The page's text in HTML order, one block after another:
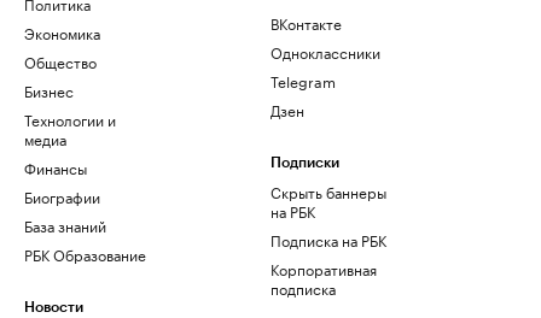
Экономика
Общество
Бизнес
Технологии и
медиа
Финансы
Биографии
База знаний
РБК Образование
Новости
ВКонтакте
Одноклассники
Telegram
Дзен
Подписки
Скрыть баннеры
на РБК
Подписка на РБК
Корпоративная
подписка